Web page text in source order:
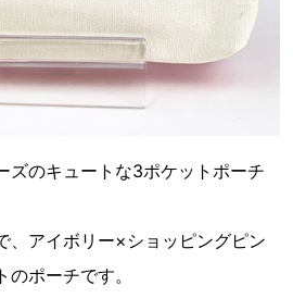
ズのキュートな3ポケットポーチ
、アイボリー×ショッピングピン
ポーチです。